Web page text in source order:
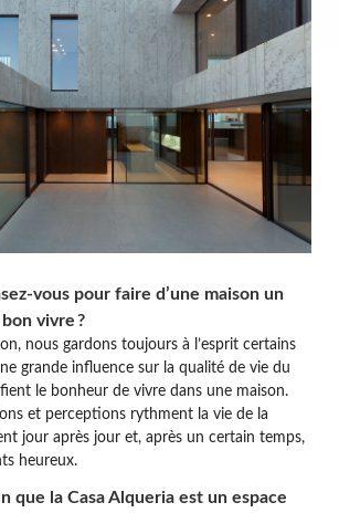
vous pour faire d’une maison un
vivre?
nous gardons toujours à l’esprit certains
grande influence sur la qualité de vie du
le bonheur de vivre dans une maison.
et perceptions rythment la vie de la
jour après jour et, après un certain temps,
heureux.
que la Casa Alqueria est un espace